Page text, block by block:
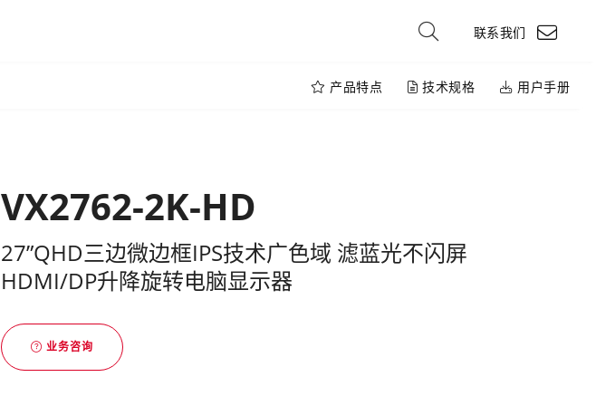
联系我们
产品特点 技术规格 用户手册
VX2762-2K-HD
27”QHD三边微边框IPS技术广色域 滤蓝光不闪屏
HDMI/DP升降旋转电脑显示器
业务咨询